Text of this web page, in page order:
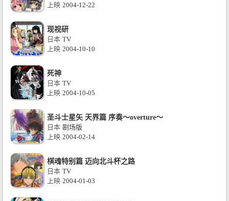
上映 2004-12-22
现视研
日本 TV
上映 2004-10-10
死神
日本 TV
上映 2004-10-05
圣斗士星矢 天界篇 序奏～overture～
日本 剧场版
上映 2004-02-14
棋魂特别篇 迈向北斗杯之路
日本 TV
上映 2004-01-03